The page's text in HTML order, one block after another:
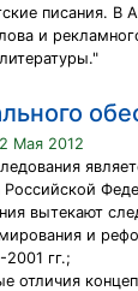
писания. В
и
Мая 2012
Российской
вытекают
и
гг.;
отличия